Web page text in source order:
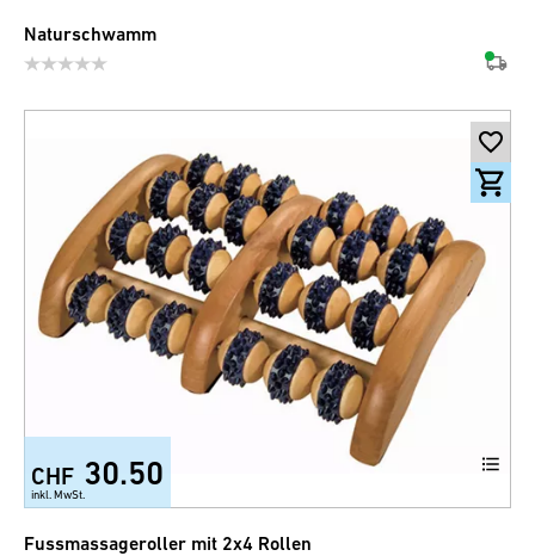
Naturschwamm
CHF 30.50
inkl. MwSt.
Fussmassageroller mit 2x4 Rollen